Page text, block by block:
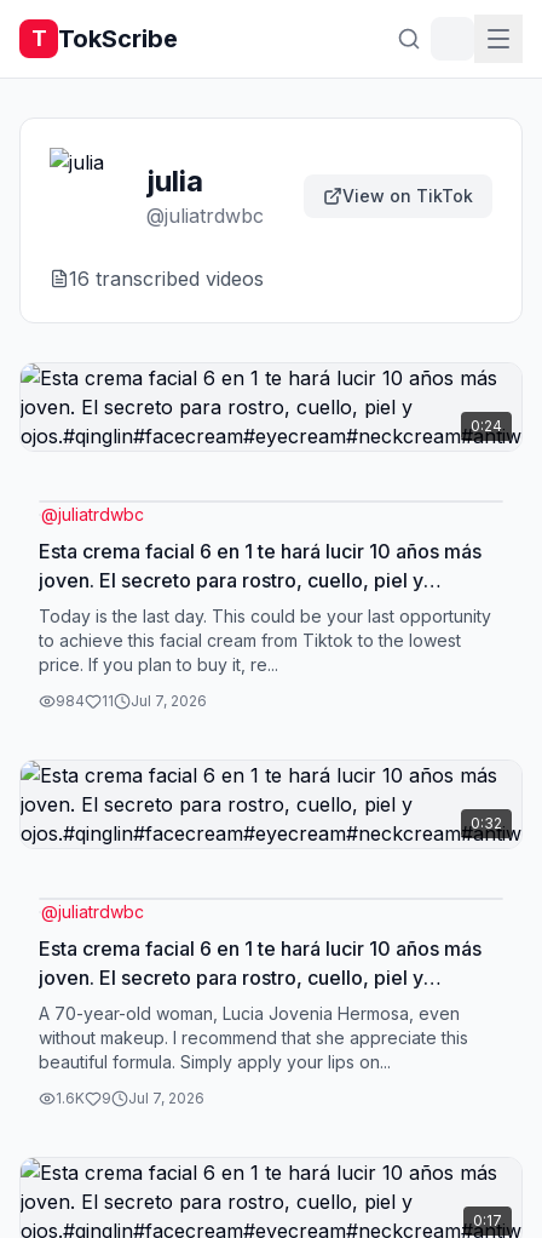
T TokScribe
julia
@juliatrdwbc
View on TikTok
16 transcribed videos
0:24
@juliatrdwbc
Esta crema facial 6 en 1 te hará lucir 10 años más
joven. El secreto para rostro, cuello, piel y
Today is the last day. This could be your last opportunity
to achieve this facial cream from Tiktok to the lowest
price. If you plan to buy it, re...
984 11 Jul 7, 2026
0:32
@juliatrdwbc
Esta crema facial 6 en 1 te hará lucir 10 años más
joven. El secreto para rostro, cuello, piel y
A 70-year-old woman, Lucia Jovenia Hermosa, even
without makeup. I recommend that she appreciate this
beautiful formula. Simply apply your lips on...
1.6K 9 Jul 7, 2026
0:17